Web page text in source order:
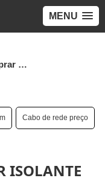
MENU
comprar cabo solar isolante
Cabo de rede preço
ISOLANTE